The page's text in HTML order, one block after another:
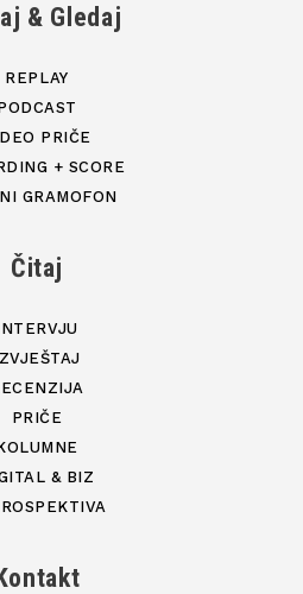
& Gledaj
REPLAY
PRIČE
+ SCORE
GRAMOFON
Čitaj
PRIČE
& BIZ